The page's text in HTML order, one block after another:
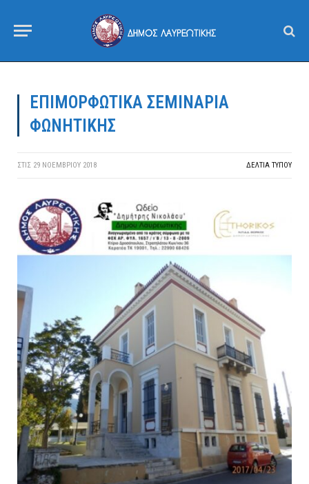
ΕΠΙΜΟΡΦΩΤΙΚΑ ΣΕΜΙΝΑΡΙΑ
ΦΩΝΗΤΙΚΗΣ
ΣΤΙΣ 29 ΝΟΕΜΒΡΊΟΥ 2018 ΔΕΛΤΙΑ ΤΥΠΟΥ